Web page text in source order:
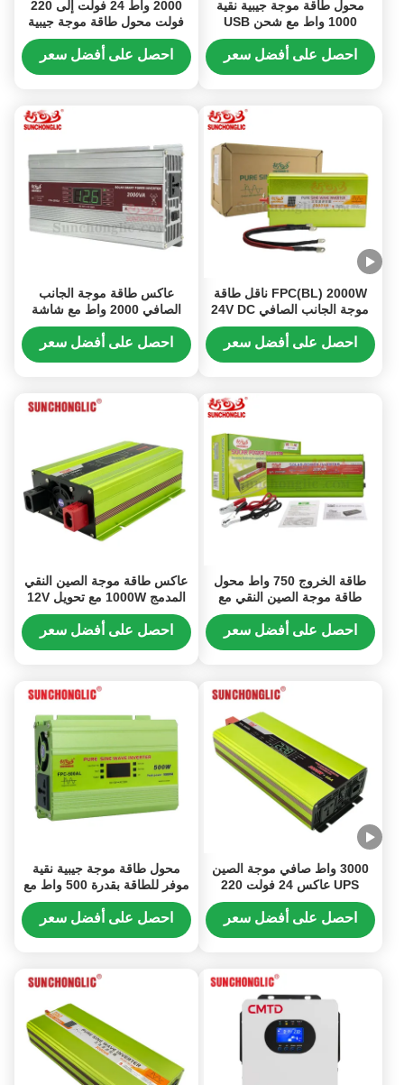
محول طاقة موجة جيبية نقية
1000 واط مع شحن USB
ومخرج موجة جيبية نقية لطاقة
تيار متردد مستقرة
احصل على أفضل سعر
2000 واط 24 فولت إلى 220
فولت محول طاقة موجة جيبية
نقية مع منفذ USB 5 فولت/1
أمبير لإخراج طاقة عالية
احصل على أفضل سعر
FPC(BL) 2000W ناقل طاقة
موجة الجانب الصافي 24V DC
إلى 220V AC مع منفذ USB 5V
/ 1A لإنتاج طاقة عالية
احصل على أفضل سعر
عاكس طاقة موجة الجانب
الصافي 2000 واط مع شاشة
LED للنظام الشمسي يحول 12
فولت DC إلى 220 فولت AC
احصل على أفضل سعر
طاقة الخروج 750 واط محول
طاقة موجة الصين النقي مع
تصميم مضغوط وتحكم هوائي
ذكي
احصل على أفضل سعر
عاكس طاقة موجة الصين النقي
المدمج 1000W مع تحويل 12V
إلى 220V DC إلى AC
احصل على أفضل سعر
3000 واط صافي موجة الصين
UPS عاكس 24 فولت 220
فولت عاكس شمسي مع شاحن
للأجهزة المنزلية
احصل على أفضل سعر
محول طاقة موجة جيبية نقية
موفر للطاقة بقدرة 500 واط مع
خرج 50 هرتز لتحويل 12 فولت
تيار مستمر إلى 220 فولت تيار
احصل على أفضل سعر